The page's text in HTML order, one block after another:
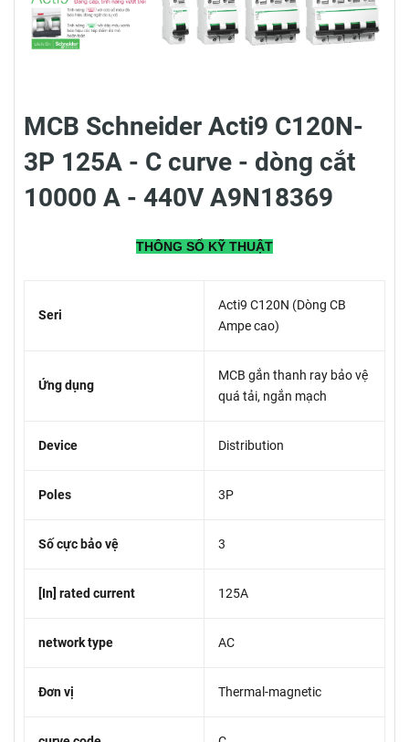
MCB Schneider Acti9 C120N-
3P 125A - C curve - dòng cắt
10000 A - 440V A9N18369
THÔNG SỐ KỸ THUẬT
Seri
Acti9 C120N (Dòng CB
Ampe cao)
Ứng dụng
MCB gắn thanh ray bảo vệ
quá tải, ngắn mạch
Device Distribution
Poles 3P
Số cực bảo vệ 3
[In] rated current 125A
network type AC
Đơn vị Thermal-magnetic